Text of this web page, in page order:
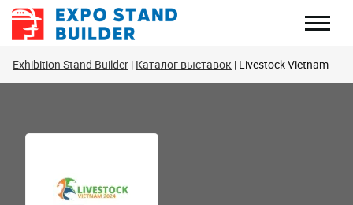
Перейти
Exhibition Stand Builder Каталог выставок Livestock Vietnam